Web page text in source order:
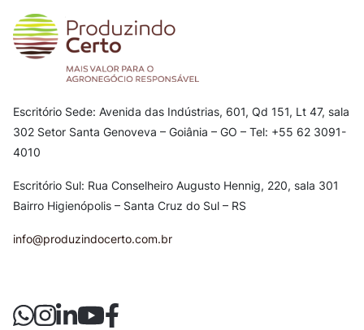
Escritório Sede: Avenida das Indústrias, 601, Qd 151, Lt 47, sala
302 Setor Santa Genoveva – Goiânia – GO – Tel: +55 62 3091-
4010
Escritório Sul: Rua Conselheiro Augusto Hennig, 220, sala 301
Bairro Higienópolis – Santa Cruz do Sul – RS
info@produzindocerto.com.br